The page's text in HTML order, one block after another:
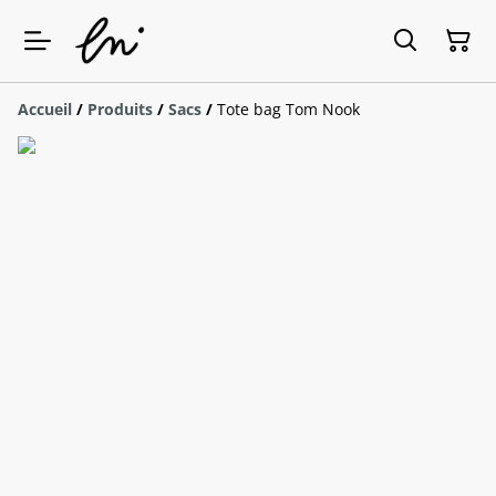
Accueil / Produits / Sacs / Tote bag Tom Nook